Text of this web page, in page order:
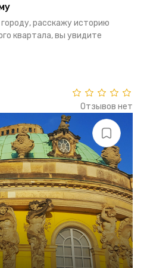
расскажу историю
квартала, вы увидите
Отзывов нет